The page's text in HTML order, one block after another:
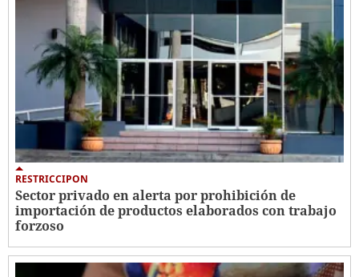
RESTRICCIPON
Sector privado en alerta por prohibición de
importación de productos elaborados con trabajo
forzoso